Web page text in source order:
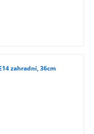
zahradní, 36cm